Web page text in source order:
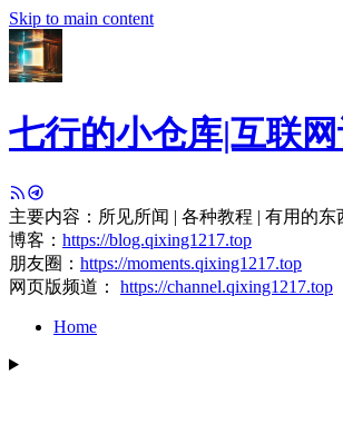
Skip to main content
七行的小仓库|互联
主要内容：所见所闻 | 各种教程 | 有用的东
博客： https://blog.qixing1217.top
朋友圈： https://moments.qixing1217.top
网页版频道： https://channel.qixing1217.top
Home